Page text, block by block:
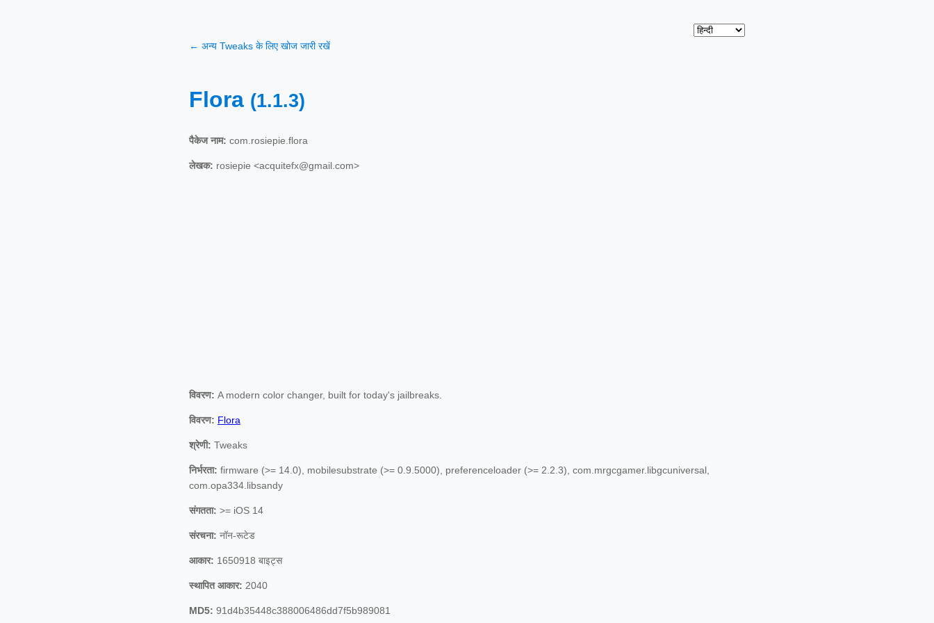
← अन्य Tweaks के लिए खोज जारी रखें
Flora (1.1.3)
पैकेज नाम: com.rosiepie.flora
लेखक: rosiepie <acquitefx@gmail.com>
विवरण: A modern color changer, built for today's jailbreaks.
विवरण: Flora
श्रेणी: Tweaks
निर्भरता: firmware (>= 14.0), mobilesubstrate (>= 0.9.5000), preferenceloader (>= 2.2.3), com.mrgcgamer.libgcuniversal,
com.opa334.libsandy
संगतता: >= iOS 14
संरचना: नॉन-रूटेड
आकार: 1650918 बाइट्स
स्थापित आकार: 2040
MD5: 91d4b35448c388006486dd7f5b989081